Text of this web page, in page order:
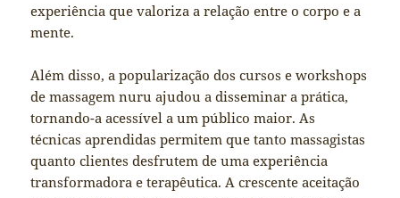
experiência que valoriza a relação entre o corpo e a
mente.
Além disso, a popularização dos cursos e workshops
de massagem nuru ajudou a disseminar a prática,
tornando-a acessível a um público maior. As
técnicas aprendidas permitem que tanto massagistas
quanto clientes desfrutem de uma experiência
transformadora e terapêutica. A crescente aceitação